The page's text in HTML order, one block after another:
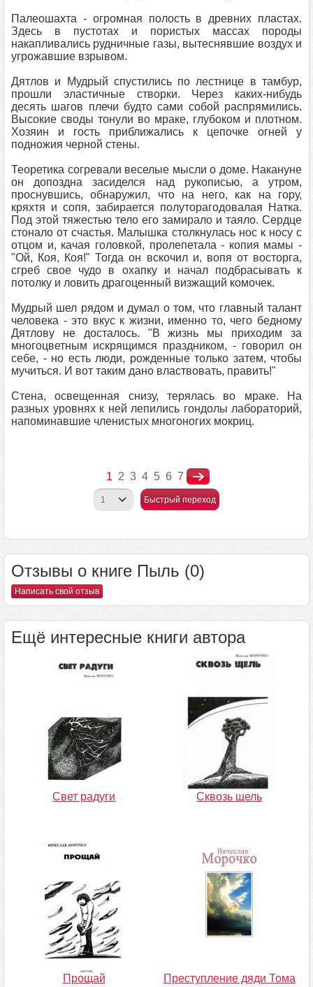
Палеошахта - огромная полость в древних пластах.
Здесь в пустотах и пористых массах породы
накапливались рудничные газы, вытеснявшие воздух и
угрожавшие взрывом.
Дятлов и Мудрый спустились по лестнице в тамбур,
прошли эластичные створки. Через каких-нибудь
десять шагов плечи будто сами собой распрямились.
Высокие своды тонули во мраке, глубоком и плотном.
Хозяин и гость приближались к цепочке огней у
подножия черной стены.
Теоретика согревали веселые мысли о доме. Накануне
он допоздна засиделся над рукописью, а утром,
проснувшись, обнаружил, что на него, как на гору,
кряхтя и сопя, забирается полуторагодовалая Натка.
Под этой тяжестью тело его замирало и таяло. Сердце
стонало от счастья. Малышка столкнулась нос к носу с
отцом и, качая головкой, пролепетала - копия мамы -
"Ой, Коя, Коя!" Тогда он вскочил и, вопя от восторга,
сгреб свое чудо в охапку и начал подбрасывать к
потолку и ловить драгоценный визжащий комочек.
Мудрый шел рядом и думал о том, что главный талант
человека - это вкус к жизни, именно то, чего бедному
Дятлову не досталось. "В жизнь мы приходим за
многоцветным искрящимся праздником, - говорил он
себе, - но есть люди, рожденные только затем, чтобы
мучиться. И вот таким дано властвовать, править!"
Стена, освещенная снизу, терялась во мраке. На
разных уровнях к ней лепились гондолы лабораторий,
напоминавшие членистых многоногих мокриц.
1 2 3 4 5 6 7
Быстрый переход
Отзывы о книге Пыль (0)
Написать свой отзыв
Ещё интересные книги автора
Свет радуги Сквозь щель
Прощай Преступление дяди Тома